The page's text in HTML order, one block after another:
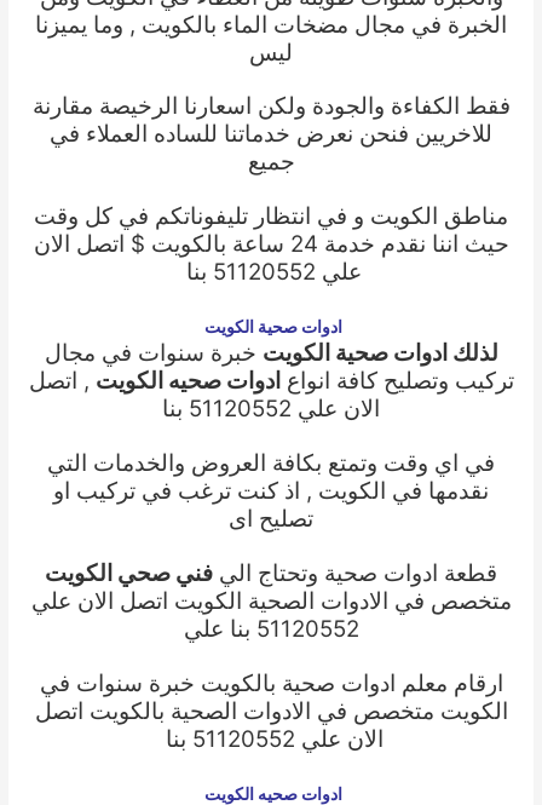
الخبرة في مجال مضخات الماء بالكويت , وما يميزنا
ليس
فقط الكفاءة والجودة ولكن اسعارنا الرخيصة مقارنة
للاخريين فنحن نعرض خدماتنا للساده العملاء في
جميع
مناطق الكويت و في انتظار تليفوناتكم في كل وقت
حيث اننا نقدم خدمة
24 ساعة بالكويت $ اتصل الان
علي 51120552 بنا
ادوات صحية الكويت
لذلك ادوات صحية الكويت خبرة سنوات في مجال
تركيب وتصليح كافة انواع ادوات صحيه الكويت , اتصل
الان علي 51120552 بنا
في اي وقت وتمتع بكافة العروض والخدمات التي
نقدمها في الكويت , اذ كنت ترغب في تركيب او
تصليح اى
قطعة ادوات صحية وتحتاج الي فني صحي الكويت
متخصص في الادوات الصحية الكويت اتصل الان علي
51120552 بنا علي
ارقام معلم ادوات صحية بالكويت خبرة سنوات في
الكويت متخصص في الادوات الصحية بالكويت اتصل
الان علي 51120552 بنا
ادوات صحيه الكويت